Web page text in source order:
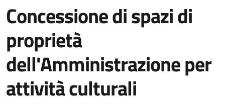
Concessione di spazi di
proprietà
dell'Amministrazione per
attività culturali